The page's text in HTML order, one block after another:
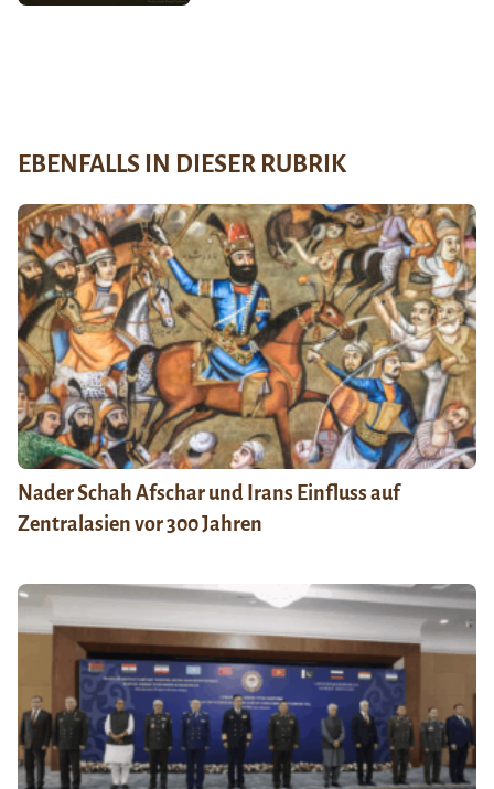
EBENFALLS IN DIESER RUBRIK
Nader Schah Afschar und Irans Einfluss auf
Zentralasien vor 300 Jahren